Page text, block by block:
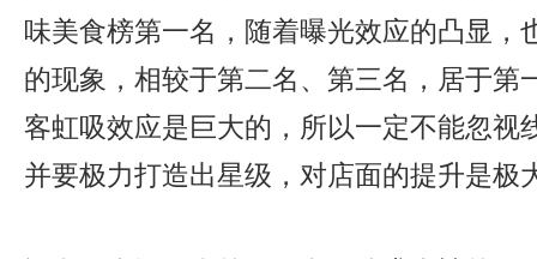
味美食榜第一名，随着曝光效应的凸显，
的现象，相较于第二名、第三名，居于第
客虹吸效应是巨大的，所以一定不能忽视
并要极力打造出星级，对店面的提升是极